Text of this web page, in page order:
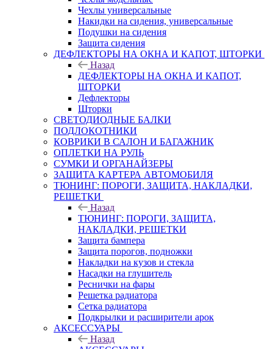
Чехлы универсальные
Накидки на сидения, универсальные
Подушки на сидения
Защита сидения
ДЕФЛЕКТОРЫ НА ОКНА И КАПОТ, ШТОРКИ
Назад
ДЕФЛЕКТОРЫ НА ОКНА И КАПОТ,
ШТОРКИ
Дефлекторы
Шторки
СВЕТОДИОДНЫЕ БАЛКИ
ПОДЛОКОТНИКИ
КОВРИКИ В САЛОН И БАГАЖНИК
ОПЛЕТКИ НА РУЛЬ
СУМКИ И ОРГАНАЙЗЕРЫ
ЗАЩИТА КАРТЕРА АВТОМОБИЛЯ
ТЮНИНГ: ПОРОГИ, ЗАЩИТА, НАКЛАДКИ,
РЕШЕТКИ
Назад
ТЮНИНГ: ПОРОГИ, ЗАЩИТА,
НАКЛАДКИ, РЕШЕТКИ
Защита бампера
Защита порогов, подножки
Накладки на кузов и стекла
Насадки на глушитель
Реснички на фары
Решетка радиатора
Сетка радиатора
Подкрылки и расширители арок
АКСЕССУАРЫ
Назад